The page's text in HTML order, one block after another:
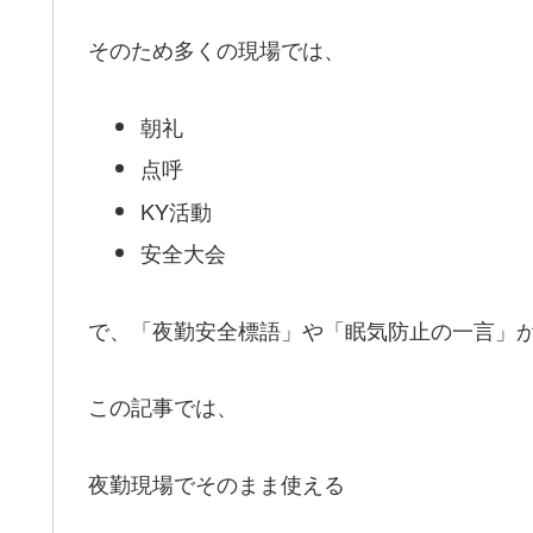
そのため多くの現場では、
朝礼
点呼
KY活動
安全大会
で、「夜勤安全標語」や「眠気防止の一言」
この記事では、
夜勤現場でそのまま使える